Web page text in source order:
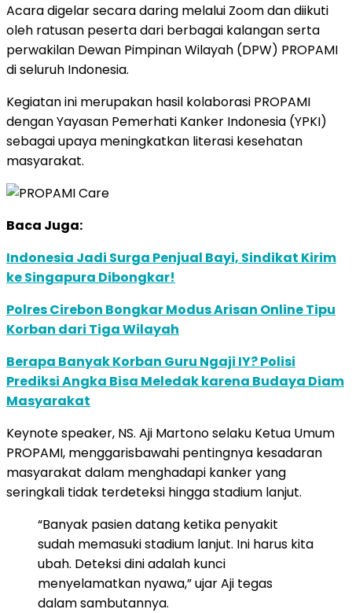
Acara digelar secara daring melalui Zoom dan diikuti
oleh ratusan peserta dari berbagai kalangan serta
perwakilan Dewan Pimpinan Wilayah (DPW) PROPAMI
di seluruh Indonesia.
Kegiatan ini merupakan hasil kolaborasi PROPAMI
dengan Yayasan Pemerhati Kanker Indonesia (YPKI)
sebagai upaya meningkatkan literasi kesehatan
masyarakat.
Baca Juga:
Indonesia Jadi Surga Penjual Bayi, Sindikat Kirim
ke Singapura Dibongkar!
Polres Cirebon Bongkar Modus Arisan Online Tipu
Korban dari Tiga Wilayah
Berapa Banyak Korban Guru Ngaji IY? Polisi
Prediksi Angka Bisa Meledak karena Budaya Diam
Masyarakat
Keynote speaker, NS. Aji Martono selaku Ketua Umum
PROPAMI, menggarisbawahi pentingnya kesadaran
masyarakat dalam menghadapi kanker yang
seringkali tidak terdeteksi hingga stadium lanjut.
“Banyak pasien datang ketika penyakit
sudah memasuki stadium lanjut. Ini harus kita
ubah. Deteksi dini adalah kunci
menyelamatkan nyawa,” ujar Aji tegas
dalam sambutannya.